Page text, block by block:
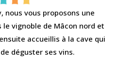
nous vous proposons une
vignoble de Mâcon nord et
accueillis à la cave qui
déguster ses vins.